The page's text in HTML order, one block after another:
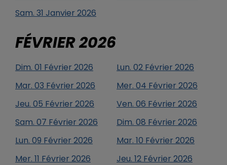
Sam. 31 Janvier 2026
FÉVRIER2026
Dim. 01 Février 2026 Lun. 02 Février 2026
Mar. 03 Février 2026 Mer. 04 Février 2026
Jeu. 05 Février 2026 Ven. 06 Février 2026
Sam. 07 Février 2026 Dim. 08 Février 2026
Lun. 09 Février 2026 Mar. 10 Février 2026
Mer. 11 Février 2026 Jeu. 12 Février 2026